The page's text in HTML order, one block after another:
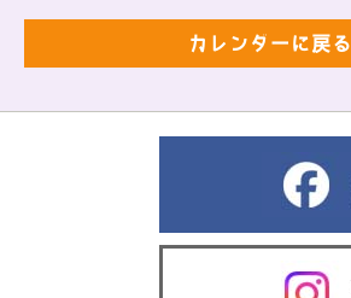
カレンダーに戻る